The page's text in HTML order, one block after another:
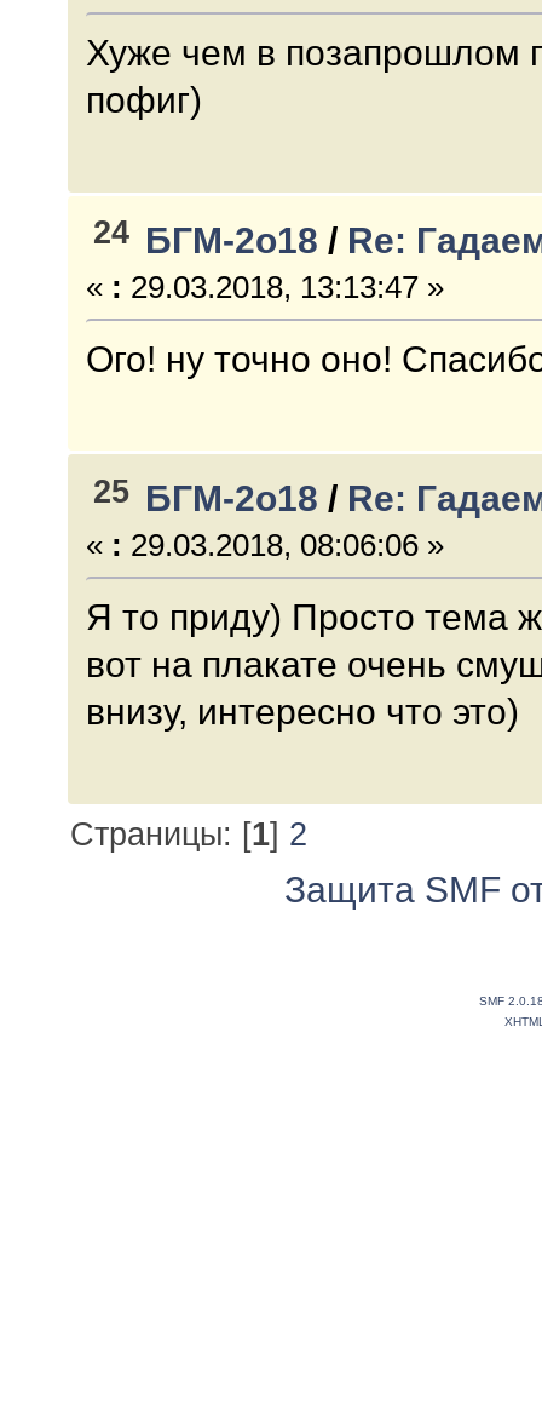
Хуже чем в позапрошлом
пофиг)
24 БГМ-2о18 / Re:
« : 29.03.2018, 13:13:47 »
Ого! ну точно оно!
25 БГМ-2о18 / Re:
« : 29.03.2018, 08:06:06 »
Я то приду) Просто тема
вот на плакате очень
внизу, интересно что это)
Страницы: [1] 2
Защита SMF
SMF